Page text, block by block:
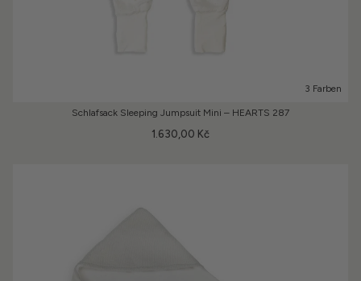
3 Farben
Schlafsack Sleeping Jumpsuit Mini – HEARTS 287
1.630,00 Kč